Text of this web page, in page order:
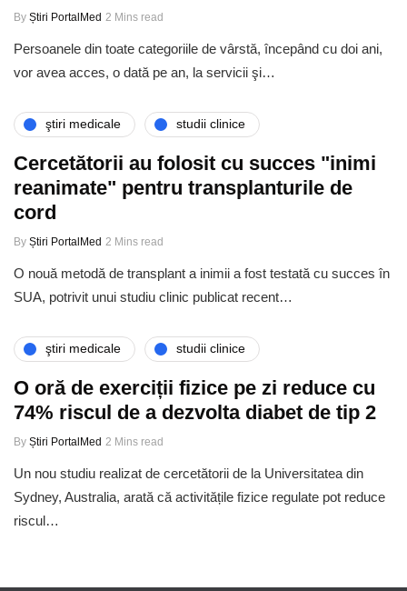
By Știri PortalMed 2 Mins read
Persoanele din toate categoriile de vârstă, începând cu doi ani,
vor avea acces, o dată pe an, la servicii şi…
ştiri medicale studii clinice
Cercetătorii au folosit cu succes "inimi
reanimate" pentru transplanturile de
cord
By Știri PortalMed 2 Mins read
O nouă metodă de transplant a inimii a fost testată cu succes în
SUA, potrivit unui studiu clinic publicat recent…
ştiri medicale studii clinice
O oră de exerciții fizice pe zi reduce cu
74% riscul de a dezvolta diabet de tip 2
By Știri PortalMed 2 Mins read
Un nou studiu realizat de cercetătorii de la Universitatea din
Sydney, Australia, arată că activitățile fizice regulate pot reduce
riscul…